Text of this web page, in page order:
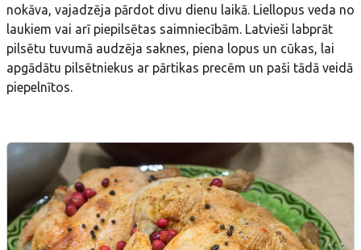
nokāva, vajadzēja pārdot divu dienu laikā. Liellopus veda no
laukiem vai arī piepilsētas saimniecībām. Latvieši labprāt
pilsētu tuvumā audzēja saknes, piena lopus un cūkas, lai
apgādātu pilsētniekus ar pārtikas precēm un paši tādā veidā
piepelnītos.